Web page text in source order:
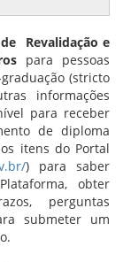
Revalidação e
para pessoas
(stricto
informações
para receber
de diploma
itens do Portal
) para saber
obter
perguntas
submeter um